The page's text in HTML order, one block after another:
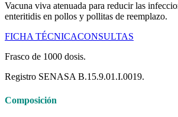
Vacuna viva atenuada para reducir las
enteritidis en pollos y pollitas de reemplazo.
FICHA TÉCNICACONSULTAS
Frasco de 1000 dosis.
Registro SENASA B.15.9.01.I.0019.
Composición